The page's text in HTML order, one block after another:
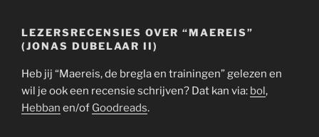
LEZERSRECENSIES OVER “MAEREIS”
(JONAS DUBELAAR II)
Heb jij “Maereis, de bregla en trainingen” gelezen en
wil je ook een recensie schrijven? Dat kan via: bol,
Hebban en/of Goodreads.